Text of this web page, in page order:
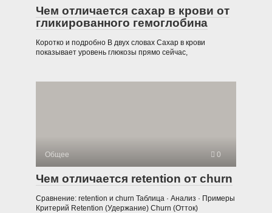
Чем отличается сахар в крови от
гликированного гемоглобина
Коротко и подробно В двух словах Сахар в крови
показывает уровень глюкозы прямо сейчас,
Общее 0
Чем отличается retention от churn
Сравнение: retention и churn Таблица · Анализ · Примеры
Критерий Retention (Удержание) Churn (Отток)